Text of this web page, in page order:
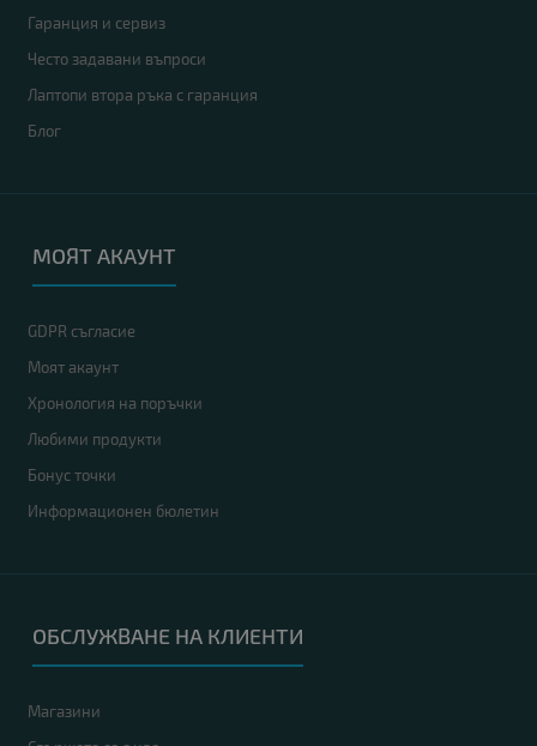
Гаранция и сервиз
Често задавани въпроси
Лаптопи втора ръка с гаранция
Блог
МОЯТ АКАУНТ
GDPR съгласие
Моят акаунт
Хронология на поръчки
Любими продукти
Бонус точки
Информационен бюлетин
ОБСЛУЖВАНЕ НА КЛИЕНТИ
Магазини